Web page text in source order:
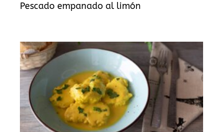
Pescado empanado al limón